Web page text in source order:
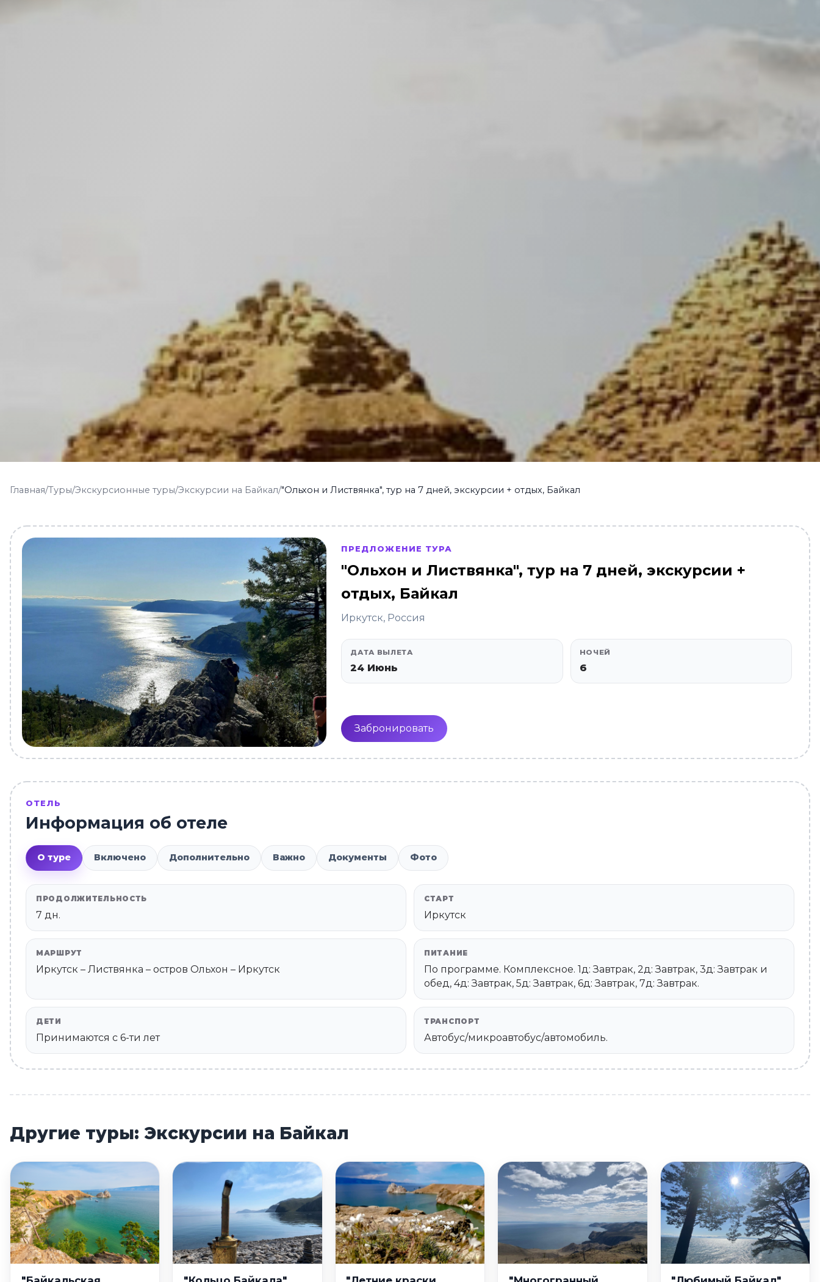
Главная/Туры/Экскурсионные туры/Экскурсии на Байкал/"Ольхон и Листвянка", тур на 7 дней, экскурсии + отдых, Байкал
ПРЕДЛОЖЕНИЕ ТУРА
"Ольхон и Листвянка", тур на 7 дней, экскурсии +
отдых, Байкал
Иркутск, Россия
ДАТА ВЫЛЕТА
24 Июнь
НОЧЕЙ
6
Забронировать
ОТЕЛЬ
Информация об отеле
О туре Включено Дополнительно Важно Документы Фото
ПРОДОЛЖИТЕЛЬНОСТЬ
7 дн.
СТАРТ
Иркутск
МАРШРУТ
Иркутск – Листвянка – остров Ольхон – Иркутск
ПИТАНИЕ
По программе. Комплексное. 1д: Завтрак, 2д: Завтрак, 3д: Завтрак и
обед, 4д: Завтрак, 5д: Завтрак, 6д: Завтрак, 7д: Завтрак.
ДЕТИ
Принимаются c 6-ти лет
ТРАНСПОРТ
Автобус/микроавтобус/автомобиль.
Другие туры: Экскурсии на Байкал